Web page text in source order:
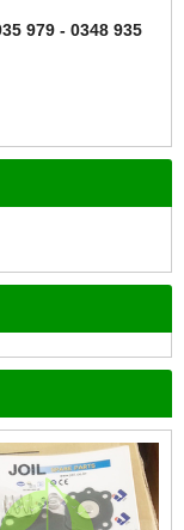
979 - 0348 935